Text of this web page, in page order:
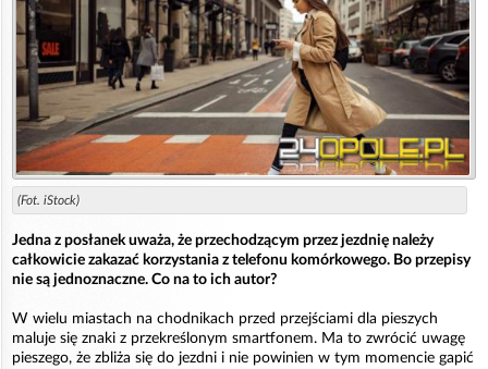
(Fot. iStock)
Jedna z posłanek uważa, że przechodzącym przez jezdnię należy
całkowicie zakazać korzystania z telefonu komórkowego. Bo przepisy
nie są jednoznaczne. Co na to ich autor?
W wielu miastach na chodnikach przed przejściami dla pieszych
maluje się znaki z przekreślonym smartfonem. Ma to zwrócić uwagę
pieszego, że zbliża się do jezdni i nie powinien w tym momencie gapić